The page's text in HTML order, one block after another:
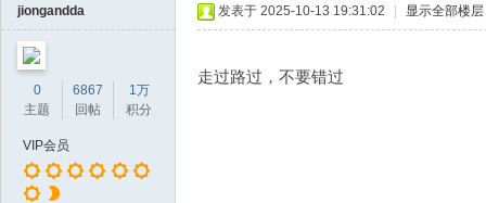
jiongandda
0
主题
6867
回帖
1万
积分
VIP会员
发表于 2025-10-13 19:31:02 显示全部楼层
走过路过，不要错过